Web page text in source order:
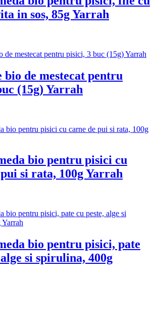
in sos, 85g Yarrah
bio de mestecat pentru
(15g) Yarrah
bio pentru pisici cu
si rata, 100g Yarrah
bio pentru pisici, pate
si spirulina, 400g